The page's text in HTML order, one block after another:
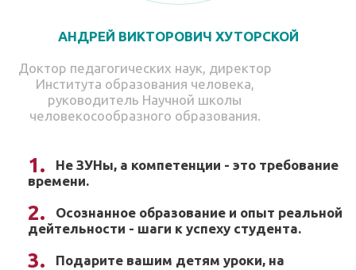
АНДРЕЙ ВИКТОРОВИЧ ХУТОРСКОЙ
Доктор педагогических наук, директор
Института образования человека,
руководитель Научной школы
человекосообразного образования.
Не ЗУНы, а компетенции - это требование
времени.
Осознанное образование и опыт реальной
дейтельности - шаги к успеху студента.
Подарите вашим детям уроки, на